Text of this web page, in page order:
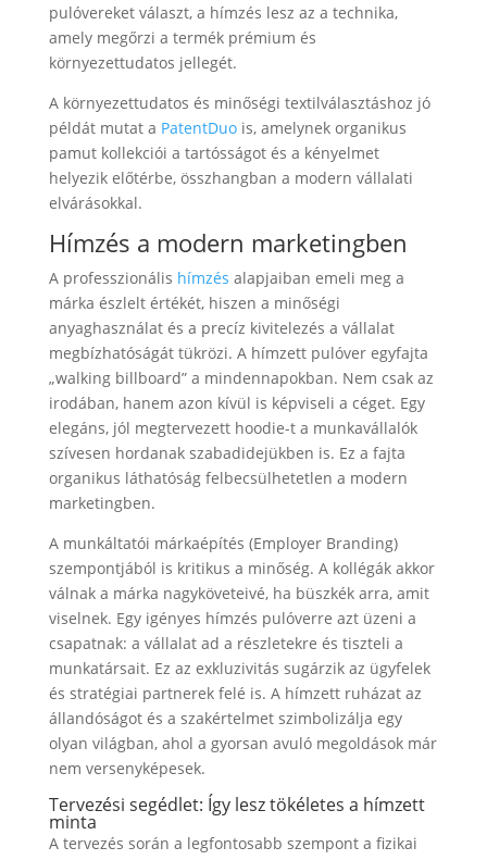
pulóvereket választ, a hímzés lesz az a technika,
amely megőrzi a termék prémium és
környezettudatos jellegét.
A környezettudatos és minőségi textilválasztáshoz jó
példát mutat a PatentDuois, amelynek organikus
pamut kollekciói a tartósságot és a kényelmet
helyezik előtérbe, összhangban a modern vállalati
elvárásokkal.
Hímzés a modern marketingben
A professzionális hímzés alapjaiban emeli meg a
márka észlelt értékét, hiszen a minőségi
anyaghasználat és a precíz kivitelezés a vállalat
megbízhatóságát tükrözi. A hímzett pulóver egyfajta
„walking billboard” a mindennapokban. Nem csak az
irodában, hanem azon kívül is képviseli a céget. Egy
elegáns, jól megtervezett hoodie-t a munkavállalók
szívesen hordanak szabadidejükben is. Ez a fajta
organikus láthatóság felbecsülhetetlen a modern
marketingben.
A munkáltatói márkaépítés (Employer Branding)
szempontjából is kritikus a minőség. A kollégák akkor
válnak a márka nagyköveteivé, ha büszkék arra, amit
viselnek. Egy igényes hímzés pulóverre azt üzeni a
csapatnak: a vállalat ad a részletekre és tiszteli a
munkatársait. Ez az exkluzivitás sugárzik az ügyfelek
és stratégiai partnerek felé is. A hímzett ruházat az
állandóságot és a szakértelmet szimbolizálja egy
olyan világban, ahol a gyorsan avuló megoldások már
nem versenyképesek.
Tervezési segédlet: Így lesz tökéletes a hímzett
minta
A tervezés során a legfontosabb szempont a fizikai